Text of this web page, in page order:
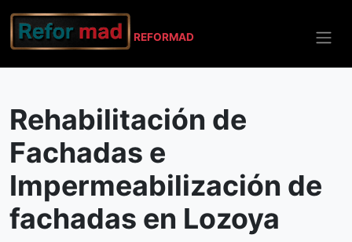
REFORMAD
Inicio Lozoya Rehabilitación de Fachadas
Rehabilitación de
Fachadas e
Impermeabilización de
fachadas en Lozoya